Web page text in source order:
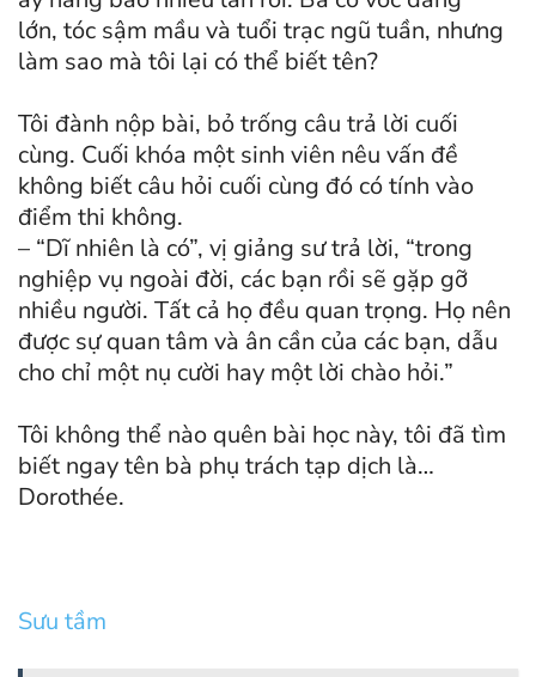
lớn, tóc sậm mầu và tuổi trạc ngũ tuần, nhưng
làm sao mà tôi lại có thể biết tên?
Tôi đành nộp bài, bỏ trống câu trả lời cuối
cùng. Cuối khóa một sinh viên nêu vấn đề
không biết câu hỏi cuối cùng đó có tính vào
điểm thi không.
– “Dĩ nhiên là có”, vị giảng sư trả lời, “trong
nghiệp vụ ngoài đời, các bạn rồi sẽ gặp gỡ
nhiều người. Tất cả họ đều quan trọng. Họ nên
được sự quan tâm và ân cần của các bạn, dẫu
cho chỉ một nụ cười hay một lời chào hỏi.”
Tôi không thể nào quên bài học này, tôi đã tìm
biết ngay tên bà phụ trách tạp dịch là…
Dorothée.
Sưu tầm